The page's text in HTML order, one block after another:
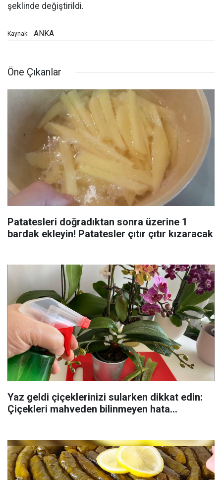
şeklinde değiştirildi.
Kaynak: ANKA
Öne Çıkanlar
Patatesleri doğradıktan sonra üzerine 1
bardak ekleyin! Patatesler çıtır çıtır kızaracak
Yaz geldi çiçeklerinizi sularken dikkat edin:
Çiçekleri mahveden bilinmeyen hata...